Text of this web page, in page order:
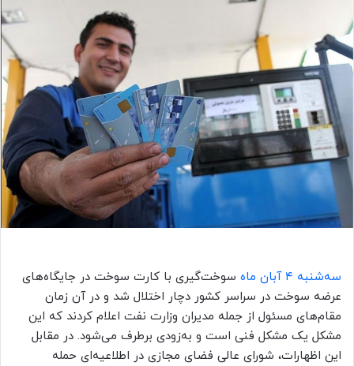
سه‌شنبه ۴ آبان ماه
سوخت‌گیری با کارت سوخت در جایگاه‌های
عرضه سوخت در سراسر کشور دچار اختلال شد و در آن زمان
مقام‌های مسئول از جمله مدیران وزارت نفت اعلام کردند که این
مشکل یک مشکل فنی است و به‌زودی برطرف می‌شود. در مقابل
این اظهارات، شورای عالی فضای مجازی در اطلاعیه‌ای حمله